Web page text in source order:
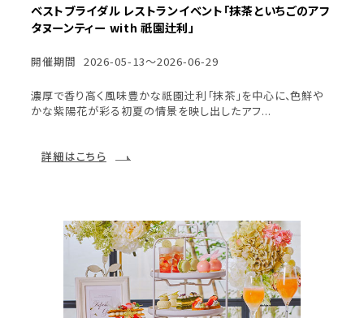
ベストブライダル レストランイベント「抹茶といちごのアフ
タヌーンティー with 祇園辻利」
開催期間 2026-05-13～2026-06-29
濃厚で香り高く風味豊かな祇園辻󠄀利「抹茶」を中心に、色鮮や
かな紫陽花が彩る初夏の情景を映し出したアフ...
詳細はこちら